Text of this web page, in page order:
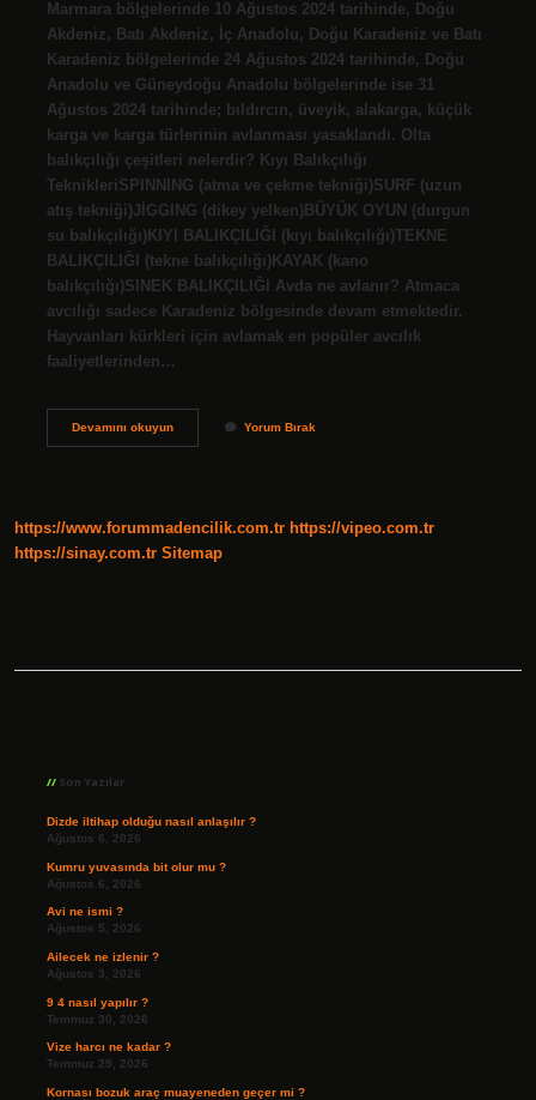
Marmara bölgelerinde 10 Ağustos 2024 tarihinde, Doğu
Akdeniz, Batı Akdeniz, İç Anadolu, Doğu Karadeniz ve Batı
Karadeniz bölgelerinde 24 Ağustos 2024 tarihinde, Doğu
Anadolu ve Güneydoğu Anadolu bölgelerinde ise 31
Ağustos 2024 tarihinde; bıldırcın, üveyik, alakarga, küçük
karga ve karga türlerinin avlanması yasaklandı. Olta
balıkçılığı çeşitleri nelerdir? Kıyı Balıkçılığı
TeknikleriSPINNING (atma ve çekme tekniği)SURF (uzun
atış tekniği)JİGGING (dikey yelken)BÜYÜK OYUN (durgun
su balıkçılığı)KIYI BALIKÇILIĞI (kıyı balıkçılığı)TEKNE
BALIKÇILIĞI (tekne balıkçılığı)KAYAK (kano
balıkçılığı)SINEK BALIKÇILIĞI Avda ne avlanır? Atmaca
avcılığı sadece Karadeniz bölgesinde devam etmektedir.
Hayvanları kürkleri için avlamak en popüler avcılık
faaliyetlerinden…
Devamını okuyunAvlanma
Yorum Bırak
https://www.forummadencilik.com.tr https://vipeo.com.tr
https://sinay.com.tr Sitemap
Son Yazılar
Dizde iltihap olduğu nasıl anlaşılır ?
Ağustos 6, 2026
Kumru yuvasında bit olur mu ?
Ağustos 6, 2026
Avi ne ismi ?
Ağustos 5, 2026
Ailecek ne izlenir ?
Ağustos 3, 2026
9 4 nasıl yapılır ?
Temmuz 30, 2026
Vize harcı ne kadar ?
Temmuz 29, 2026
Kornası bozuk araç muayeneden geçer mi ?